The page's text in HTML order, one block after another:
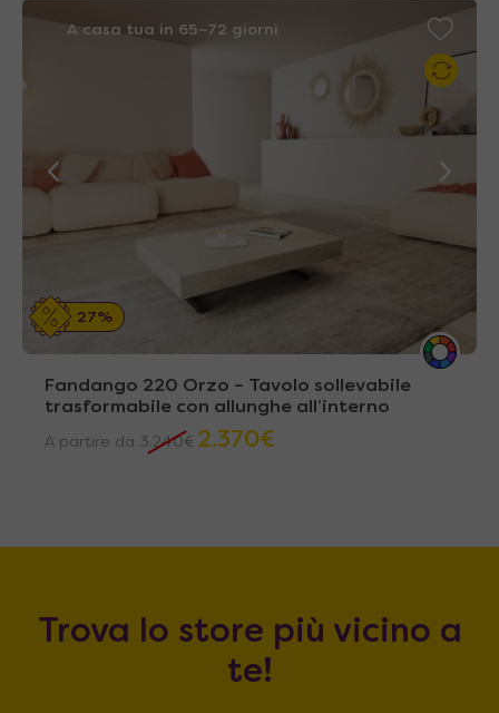
A casa tua in 65~72 giorni
27%
Fandango 220 Orzo – Tavolo sollevabile
trasformabile con allunghe all’interno
A partire da 3.240€ 2.370€
Trova lo store più vicino a
te!